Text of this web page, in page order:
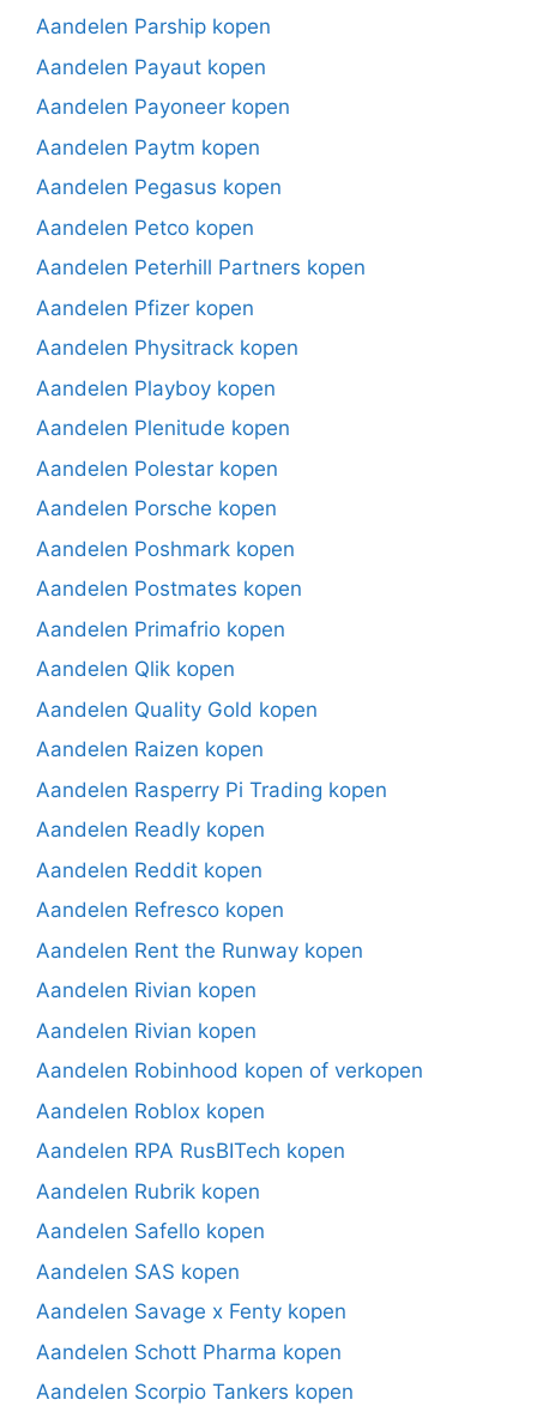
Aandelen Parship kopen
Aandelen Payaut kopen
Aandelen Payoneer kopen
Aandelen Paytm kopen
Aandelen Pegasus kopen
Aandelen Petco kopen
Aandelen Peterhill Partners kopen
Aandelen Pfizer kopen
Aandelen Physitrack kopen
Aandelen Playboy kopen
Aandelen Plenitude kopen
Aandelen Polestar kopen
Aandelen Porsche kopen
Aandelen Poshmark kopen
Aandelen Postmates kopen
Aandelen Primafrio kopen
Aandelen Qlik kopen
Aandelen Quality Gold kopen
Aandelen Raizen kopen
Aandelen Rasperry Pi Trading kopen
Aandelen Readly kopen
Aandelen Reddit kopen
Aandelen Refresco kopen
Aandelen Rent the Runway kopen
Aandelen Rivian kopen
Aandelen Rivian kopen
Aandelen Robinhood kopen of verkopen
Aandelen Roblox kopen
Aandelen RPA RusBITech kopen
Aandelen Rubrik kopen
Aandelen Safello kopen
Aandelen SAS kopen
Aandelen Savage x Fenty kopen
Aandelen Schott Pharma kopen
Aandelen Scorpio Tankers kopen